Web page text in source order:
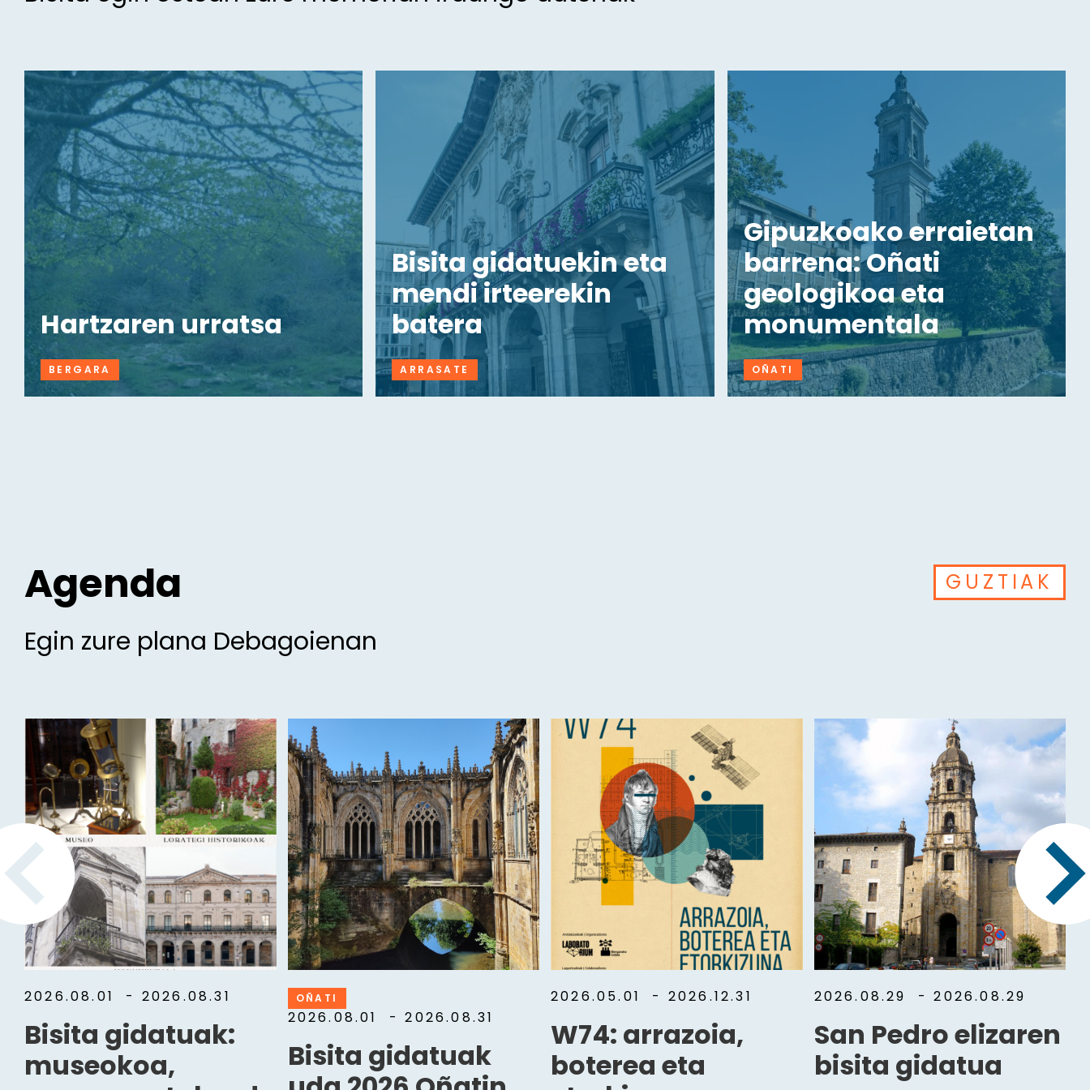
Hartzaren urratsa
BERGARA
Bisita gidatuekin eta
mendi irteerekin
batera
ARRASATE
Gipuzkoako erraietan
barrena: Oñati
geologikoa eta
monumentala
OÑATI
Agenda
Egin zure plana Debagoienan
GUZTIAK
2026.08.01 - 2026.08.31
Bisita gidatuak:
museokoa,
OÑATI
2026.08.01 - 2026.08.31
Bisita gidatuak
2026.05.01 - 2026.12.31
W74: arrazoia,
boterea eta
2026.08.29 - 2026.08.29
San Pedro elizaren
bisita gidatua